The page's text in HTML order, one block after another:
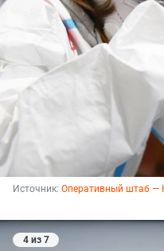
Источник: Оперативный штаб —
4 из 7